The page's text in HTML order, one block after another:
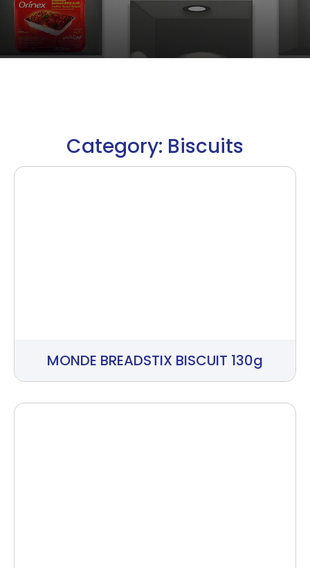
Category: Biscuits
MONDE BREADSTIX BISCUIT 130g